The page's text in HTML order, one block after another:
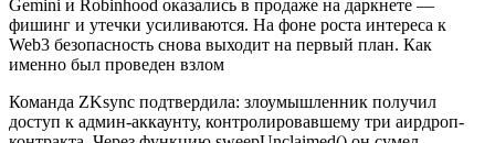
Gemini и Robinhood оказались в продаже на даркнете —
фишинг и утечки усиливаются. На фоне роста интереса к
Web3 безопасность снова выходит на первый план. Как
именно был проведен взлом
Команда ZKsync подтвердила: злоумышленник получил
доступ к админ-аккаунту, контролировавшему три аирдроп-